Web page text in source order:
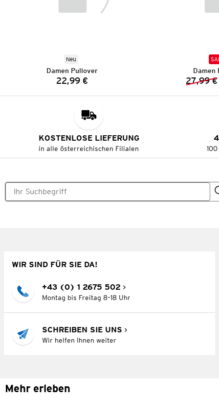
Neu
Damen Pullover
Preis:
22,99 €
Damen
27,99 €
KOSTENLOSE LIEFERUNG
in alle österreichischen Filialen
WIR SIND FÜR SIE DA!
+43 (0) 1 2675 502
Montag bis Freitag 8–18 Uhr
SCHREIBEN SIE UNS
Wir helfen Ihnen weiter
Mehr erleben